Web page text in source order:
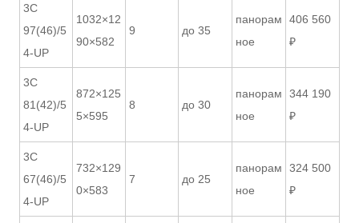
3С
97(46)/5
4-UP
1032×12
90×582
9 до 35
панорам
ное
406 560
₽
3С
81(42)/5
4-UP
872×125
5×595
8 до 30
панорам
ное
344 190
₽
3С
67(46)/5
4-UP
732×129
0×583
7 до 25
панорам
ное
324 500
₽